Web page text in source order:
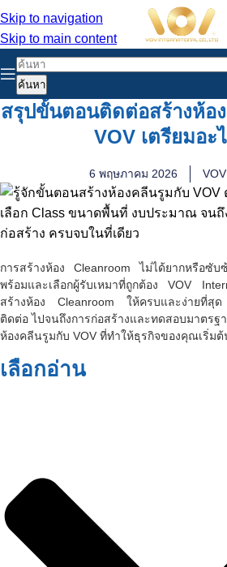
Skip to navigation
Skip to main content
ค้นหา
สรุปขั้นตอนติดต่อสร้างห้อ
VOV เตรียมอะ
6 พฤษภาคม 2026
การสร้างห้อง Cleanroom ไม่ได้ยากหรือซั
พร้อมและเลือกผู้รับเหมาที่ถูกต้อง VOV
สร้างห้อง Cleanroom ให้ครบและง่ายที่สุ
ติดต่อ ไปจนถึงการก่อสร้างและทดสอบมาตร
ห้องคลีนรูมกับ VOV ที่ทำให้ธุรกิจของคุณเริ่มต้
เลือกอ่าน